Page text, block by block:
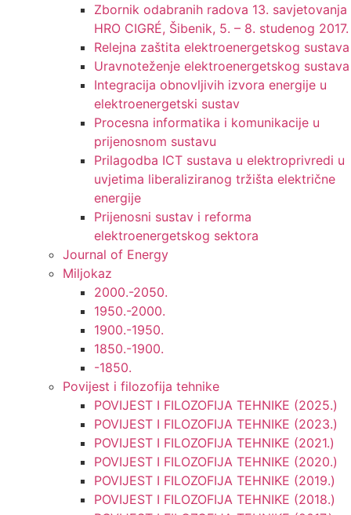
Zbornik odabranih radova 13. savjetovanja
HRO CIGRÉ, Šibenik, 5. – 8. studenog 2017.
Relejna zaštita elektroenergetskog sustava
Uravnoteženje elektroenergetskog sustava
Integracija obnovljivih izvora energije u
elektroenergetski sustav
Procesna informatika i komunikacije u
prijenosnom sustavu
Prilagodba ICT sustava u elektroprivredi u
uvjetima liberaliziranog tržišta električne
energije
Prijenosni sustav i reforma
elektroenergetskog sektora
Journal of Energy
Miljokaz
2000.-2050.
1950.-2000.
1900.-1950.
1850.-1900.
-1850.
Povijest i filozofija tehnike
POVIJEST I FILOZOFIJA TEHNIKE (2025.)
POVIJEST I FILOZOFIJA TEHNIKE (2023.)
POVIJEST I FILOZOFIJA TEHNIKE (2021.)
POVIJEST I FILOZOFIJA TEHNIKE (2020.)
POVIJEST I FILOZOFIJA TEHNIKE (2019.)
POVIJEST I FILOZOFIJA TEHNIKE (2018.)